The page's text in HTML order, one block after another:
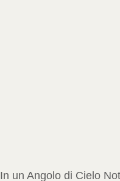
In un Angolo di Cielo